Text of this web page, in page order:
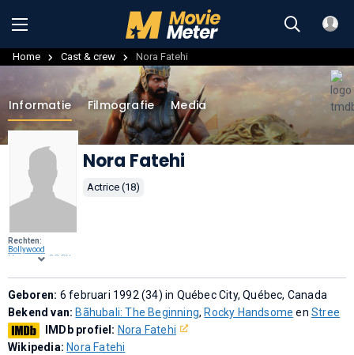
Home Cast & crew Nora Fatehi
Rechten:
Bollywood
Hungama CC BY
Commons.
Informatie Filmografie Media
Nora Fatehi
Actrice (18)
Geboren: 6 februari 1992 (34) in Québec City, Québec, Canada
Bekend van: Bãhubali: The Beginning, Rocky Handsome enStree
IMDb profiel: Nora Fatehi
Wikipedia: Nora Fatehi